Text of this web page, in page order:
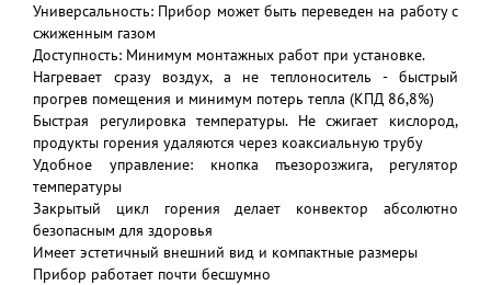
Универсальность: Прибор может быть переведен на работу с
сжиженным газом
Доступность: Минимум монтажных работ при установке.
Нагревает сразу воздух, а не теплоноситель - быстрый
прогрев помещения и минимум потерь тепла (КПД 86,8%)
Быстрая регулировка температуры. Не сжигает кислород,
продукты горения удаляются через коаксиальную трубу
Удобное управление: кнопка пъезорозжига, регулятор
температуры
Закрытый цикл горения делает конвектор абсолютно
безопасным для здоровья
Имеет эстетичный внешний вид и компактные размеры
Прибор работает почти бесшумно